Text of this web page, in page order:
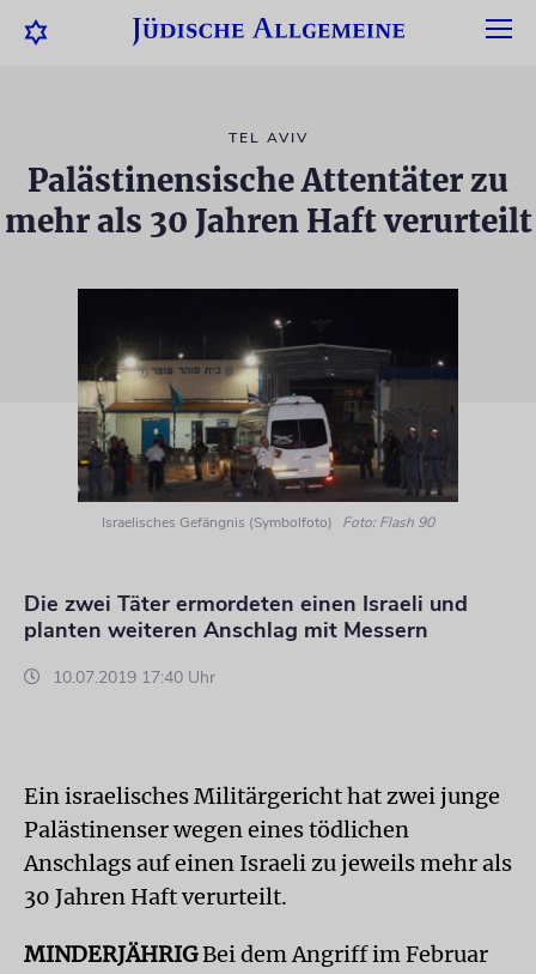
TEL AVIV
Palästinensische Attentäter zu
mehr als 30 Jahren Haft verurteilt
Israelisches Gefängnis (Symbolfoto) Foto: Flash 90
Die zwei Täter ermordeten einen Israeli und
planten weiteren Anschlag mit Messern
10.07.2019 17:40 Uhr
Ein israelisches Militärgericht hat zwei junge
Palästinenser wegen eines tödlichen
Anschlags auf einen Israeli zu jeweils mehr als
30 Jahren Haft verurteilt.
MINDERJÄHRIGBei dem Angriff im Februar